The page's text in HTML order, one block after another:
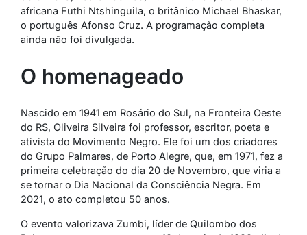
africana Futhi Ntshinguila, o britânico Michael Bhaskar,
o português Afonso Cruz. A programação completa
ainda não foi divulgada.
O homenageado
Nascido em 1941 em Rosário do Sul, na Fronteira Oeste
do RS, Oliveira Silveira foi professor, escritor, poeta e
ativista do Movimento Negro. Ele foi um dos criadores
do Grupo Palmares, de Porto Alegre, que, em 1971, fez a
primeira celebração do dia 20 de Novembro, que viria a
se tornar o Dia Nacional da Consciência Negra. Em
2021, o ato completou 50 anos.
O evento valorizava Zumbi, líder de Quilombo dos